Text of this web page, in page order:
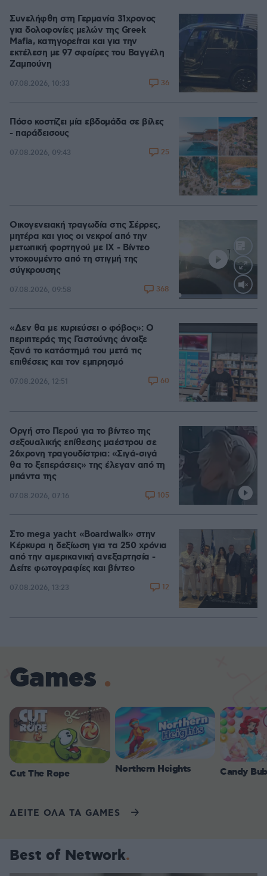
Συνελήφθη στη Γερμανία 31χρονος
για δολοφονίες μελών της Greek
Mafia, κατηγορείται και για την
εκτέλεση με 97 σφαίρες του Βαγγέλη
Ζαμπούνη
07.08.2026, 10:33 36
Πόσο κοστίζει μία εβδομάδα σε βίλες
- παράδεισους
07.08.2026, 09:43 25
Loaded:
Οικογενειακή τραγωδία στις Σέρρες,
μητέρα και γιος οι νεκροί από την
μετωπική φορτηγού με ΙΧ - Βίντεο
ντοκουμέντο από τη στιγμή της
σύγκρουσης
07.08.2026, 09:58 368
«Δεν θα με κυριεύσει ο φόβος»: Ο
περιπτεράς της Γαστούνης άνοιξε
ξανά το κατάστημά του μετά τις
επιθέσεις και τον εμπρησμό
07.08.2026, 12:51 60
Οργή στο Περού για το βίντεο της
σεξουαλικής επίθεσης μαέστρου σε
26χρονη τραγουδίστρια: «Σιγά-σιγά
θα το ξεπεράσεις» της έλεγαν από τη
μπάντα της
07.08.2026, 07:16 105
Στο mega yacht «Boardwalk» στην
Κέρκυρα η δεξίωση για τα 250 χρόνια
από την αμερικανική ανεξαρτησία -
Δείτε φωτογραφίες και βίντεο
07.08.2026, 13:23 12
Games
Cut The Rope Northern Heights Candy
ΔΕΙΤΕ ΟΛΑ ΤΑ GAMES
Best of Network